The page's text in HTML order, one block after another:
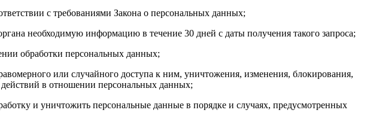
с требованиями Закона о персональных данных;
необходимую информацию в течение 30 дней с даты получения такого запроса;
обработки персональных данных;
или случайного доступа к ним, уничтожения, изменения, блокирования,
в отношении персональных данных;
и уничтожить персональные данные в порядке и случаях, предусмотренных